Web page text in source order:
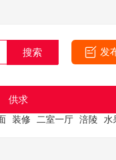
发
供求
装修 二室一厅 涪陵 水